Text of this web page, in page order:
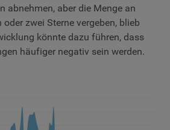
abnehmen, aber die Menge an
oder zwei Sterne vergeben, blieb
könnte dazu führen, dass
häufiger negativ sein werden.